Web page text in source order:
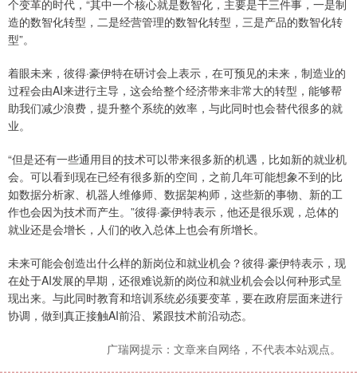
个变革的时代，“其中一个核心就是数智化，主要是干三件事，一是制
造的数智化转型，二是经营管理的数智化转型，三是产品的数智化转
型”。
着眼未来，彼得·豪伊特在研讨会上表示，在可预见的未来，制造业的
过程会由AI来进行主导，这会给整个经济带来非常大的转型，能够帮
助我们减少浪费，提升整个系统的效率，与此同时也会替代很多的就
业。
“但是还有一些通用目的技术可以带来很多新的机遇，比如新的就业机
会。可以看到现在已经有很多新的空间，之前几年可能想象不到的比
如数据分析家、机器人维修师、数据架构师，这些新的事物、新的工
作也会因为技术而产生。”彼得·豪伊特表示，他还是很乐观，总体的
就业还是会增长，人们的收入总体上也会有所增长。
未来可能会创造出什么样的新岗位和就业机会？彼得·豪伊特表示，现
在处于AI发展的早期，还很难说新的岗位和就业机会会以何种形式呈
现出来。与此同时教育和培训系统必须要变革，要在政府层面来进行
协调，做到真正接触AI前沿、紧跟技术前沿动态。
广瑞网提示：文章来自网络，不代表本站观点。